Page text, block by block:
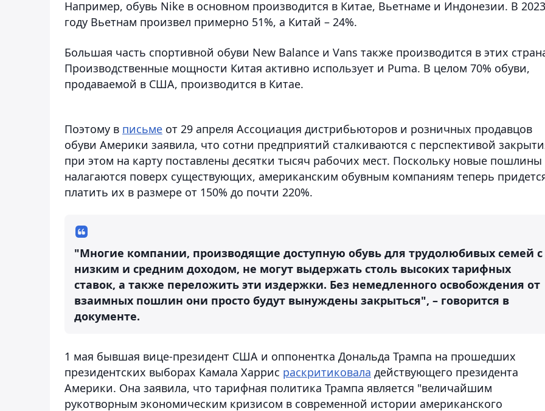
Например, обувь Nike в основном производится в Китае, Вьетнаме и Индонезии. В 2023
году Вьетнам произвел примерно 51%, а Китай – 24%.
Большая часть спортивной обуви New Balance и Vans также производится в этих
Производственные мощности Китая активно использует и Puma. В целом 70% обуви,
продаваемой в США, производится в Китае.
Поэтому в письме от 29 апреля Ассоциация дистрибьюторов и розничных продавцов
обуви Америки заявила, что сотни предприятий сталкиваются с перспективой
при этом на карту поставлены десятки тысяч рабочих мест. Поскольку новые пошлины
налагаются поверх существующих, американским обувным компаниям теперь
платить их в размере от 150% до почти 220%.
"Многие компании, производящие доступную обувь для трудолюбивых семей с
низким и средним доходом, не могут выдержать столь высоких тарифных
ставок, а также переложить эти издержки. Без немедленного освобождения от
взаимных пошлин они просто будут вынуждены закрыться", – говорится в
документе.
1 мая бывшая вице-президент США и оппонентка Дональда Трампа на прошедших
президентских выборах Камала Харрис раскритиковала действующего президента
Америки. Она заявила, что тарифная политика Трампа является "величайшим
рукотворным экономическим кризисом в современной истории американского